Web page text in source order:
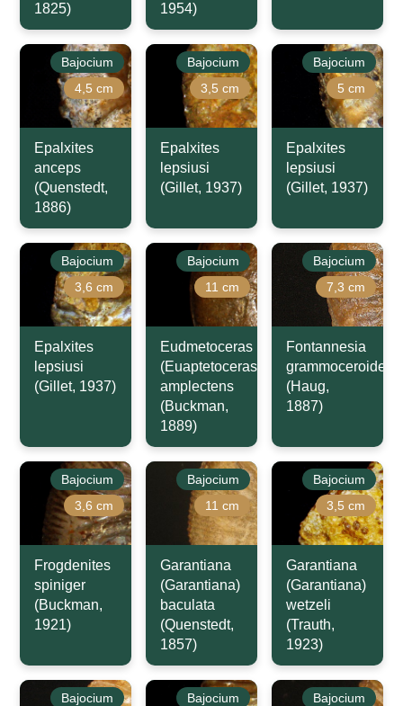
1825)
1954)
Bajocium
4,5 cm
Epalxites
anceps
(Quenstedt,
1886)
Bajocium
3,5 cm
Epalxites
lepsiusi
(Gillet, 1937)
Bajocium
5 cm
Epalxites
lepsiusi
(Gillet, 1937)
Bajocium
3,6 cm
Epalxites
lepsiusi
(Gillet, 1937)
Bajocium
11 cm
Eudmetoceras
(Euaptetoceras)
amplectens
(Buckman,
1889)
Bajocium
7,3 cm
Fontannesia
grammoceroides
(Haug,
1887)
Bajocium
3,6 cm
Frogdenites
spiniger
(Buckman,
1921)
Bajocium
11 cm
Garantiana
(Garantiana)
baculata
(Quenstedt,
1857)
Bajocium
3,5 cm
Garantiana
(Garantiana)
wetzeli
(Trauth,
1923)
Bajocium
Bajocium
Bajocium